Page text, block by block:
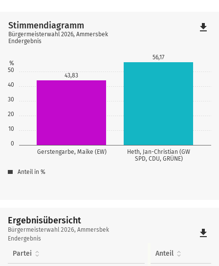
0
10
20
30
40
50
%
Gerstengarbe, Maike (EW)
Heth, Jan-Christian (GW
SPD, CDU, GRÜNE)
43,83
56,17
Stimmendiagramm
Bürgermeisterwahl 2026, Ammersbek
Endergebnis
Anteil in %
file_download
Ergebnisübersicht
Ergebnisübersicht
Bürgermeisterwahl 2026, Ammersbek
Endergebnis
file_download
Partei Anteil